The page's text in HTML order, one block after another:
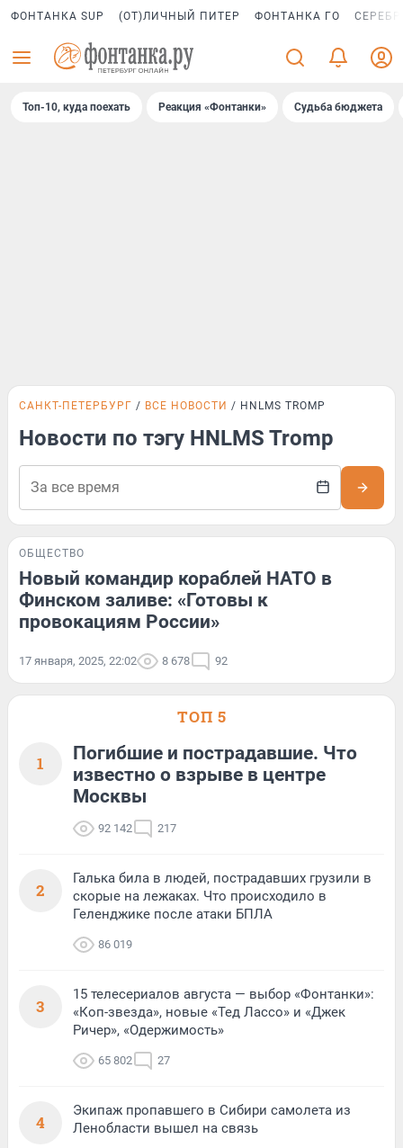
ФОНТАНКА SUP (ОТ)ЛИЧНЫЙ ПИТЕР ФОНТАНКА ГО
Топ-10, куда поехать Реакция «Фонтанки» Судьба бюджета
САНКТ-ПЕТЕРБУРГ ВСЕ НОВОСТИ HNLMS TROMP
Новости по тэгу HNLMS Tromp
ОБЩЕСТВО
Новый командир кораблей НАТО в
Финском заливе: «Готовы к
провокациям России»
17 января, 2025, 22:02 8 678 92
ТОП 5
1
Погибшие и пострадавшие. Что
известно о взрыве в центре
Москвы
92 142 217
2
Галька била в людей, пострадавших грузили в
скорые на лежаках. Что происходило в
Геленджике после атаки БПЛА
86 019
3
15 телесериалов августа — выбор «Фонтанки»:
«Коп-звезда», новые «Тед Лассо» и «Джек
Ричер», «Одержимость»
65 802 27
4
Экипаж пропавшего в Сибири самолета из
Ленобласти вышел на связь